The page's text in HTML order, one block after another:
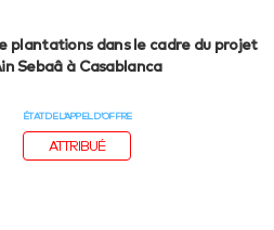
plantations dans le cadre du projet
Sebaâ à Casablanca
ÉTAT DE L’APPEL D’OFFRE
ATTRIBUÉ